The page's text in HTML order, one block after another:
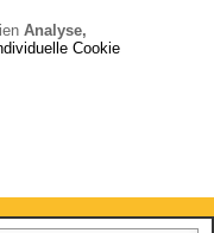
vom 03. bis 28.
Analyse,
Cookie